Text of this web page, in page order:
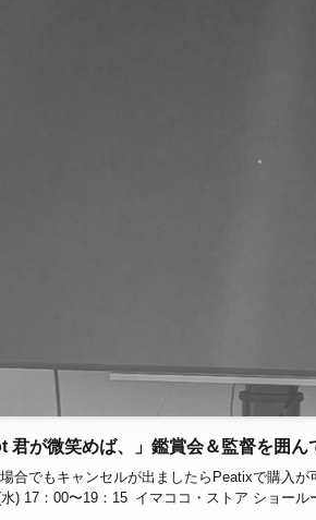
君が微笑めば、」鑑賞会＆監督を囲
合でもキャンセルが出ましたらPeatixで購入
) 17：00〜19：15 イマココ・ストア ショー